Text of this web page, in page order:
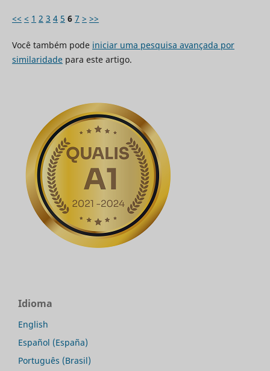
<< < 1 2 3 4 5 6 7 > >>
Você também pode iniciar uma pesquisa avançada por
similaridadepara este artigo.
Idioma
English
Español (España)
Português (Brasil)